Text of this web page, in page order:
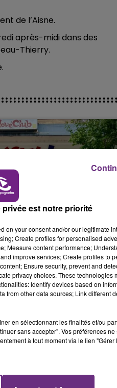
CHAMPAGNE FM
de l’Aisne.
après-midi dans des
Thierry.
DE REIMS FERME
du centre-ville
JouéClub est contraint de
est notre priorité
on your consent and/or our legitimate
Create profiles for personalised
Measure content performance;
improve services; Create profiles to
Ensure security, prevent and
privacy choices. These technologies
Identify devices based on
from other data sources; Link different
en sélectionnant les finalités et/ou
sans accepter". Vos préférences
à tout moment via le lien